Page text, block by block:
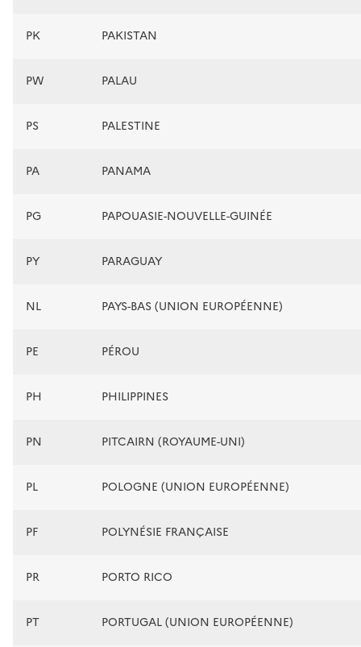
PK PAKISTAN
PW PALAU
PS PALESTINE
PA PANAMA
PG PAPOUASIE-NOUVELLE-GUINÉE
PY PARAGUAY
NL PAYS-BAS (UNION EUROPÉENNE)
PE PÉROU
PH PHILIPPINES
PN PITCAIRN (ROYAUME-UNI)
PL POLOGNE (UNION EUROPÉENNE)
PF POLYNÉSIE FRANÇAISE
PR PORTO RICO
PT PORTUGAL (UNION EUROPÉENNE)